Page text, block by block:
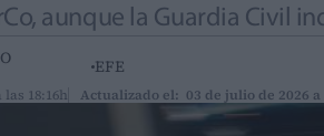
aunque la Guardia Civil
EFE
las 18:16h Actualizado el: 03 de julio de 2026 a